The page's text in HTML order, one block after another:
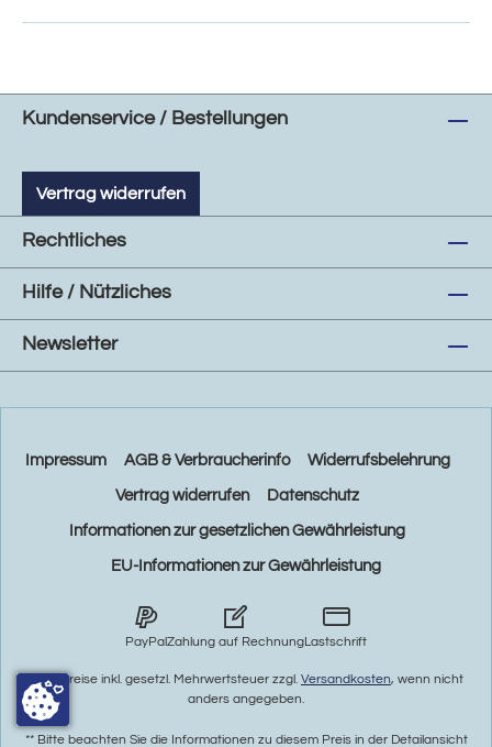
Kundenservice / Bestellungen
Vertrag widerrufen
Rechtliches
Hilfe / Nützliches
Newsletter
Impressum AGB & Verbraucherinfo Widerrufsbelehrung
Vertrag widerrufen Datenschutz
Informationen zur gesetzlichen Gewährleistung
EU-Informationen zur Gewährleistung
PayPalZahlung auf RechnungLastschrift
* Alle Preise inkl. gesetzl. Mehrwertsteuer zzgl. Versandkosten, wenn nicht
anders angegeben.
** Bitte beachten Sie die Informationen zu diesem Preis in der Detailansicht